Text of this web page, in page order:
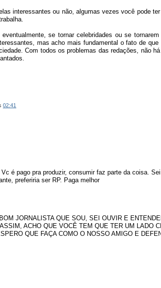
interessantes ou não, algumas vezes você pode
se tornar celebridades ou se
mas acho mais fundamental o fato de que
Com todos os problemas das redações, não
02:41
é pago pra produzir, consumir faz parte da coisa.
preferiria ser RP. Paga melhor
JORNALISTA QUE SOU, SEI OUVIR E
ACHO QUE VOCÊ TEM QUE TER UM LADO
QUE FAÇA COMO O NOSSO AMIGO E